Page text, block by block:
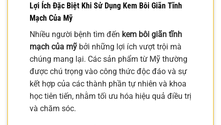
Lợi Ích Đặc Biệt Khi Sử Dụng Kem Bôi Giãn Tĩnh
Mạch Của Mỹ
Nhiều người bệnh tìm đến kem bôi giãn tĩnh
mạch của mỹ bởi những lợi ích vượt trội mà
chúng mang lại. Các sản phẩm từ Mỹ thường
được chú trọng vào công thức độc đáo và sự
kết hợp của các thành phần tự nhiên và khoa
học tiên tiến, nhằm tối ưu hóa hiệu quả điều trị
và chăm sóc.